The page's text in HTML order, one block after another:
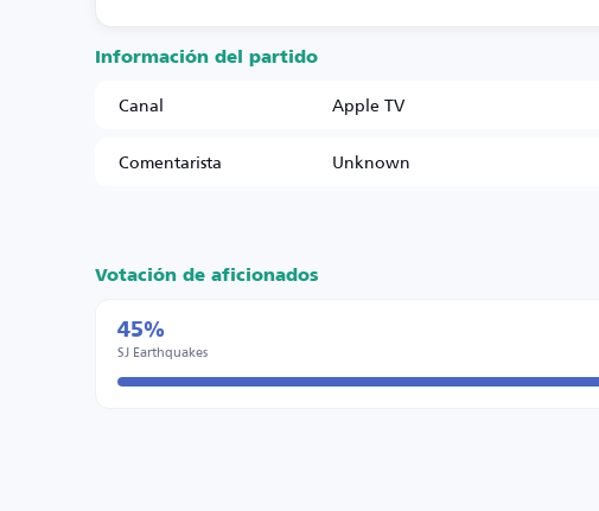
Información del partido
Canal
Apple TV
Comentarista
Unknown
Votación de aficionados
45%
SJ Earthquakes